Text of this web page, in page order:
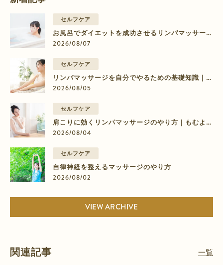
セルフケア
お風呂でダイエットを成功させるリンパマッサージ
のやり方【部位別】
2026/08/07
セルフケア
リンパマッサージを自分でやるための基礎知識｜脚
のむくみに効く9ステップ
2026/08/05
セルフケア
肩こりに効くリンパマッサージのやり方｜もむより
流すマッサージの4ステップ
2026/08/04
セルフケア
自律神経を整えるマッサージのやり方
2026/08/02
VIEW ARCHIVE
関連記事 一覧